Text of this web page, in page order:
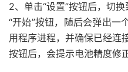
2、单击“设置”按钮后，切
“开始”按钮，随后会弹出一
用程序进程，并确保已经连
按钮后，会提示电池精度修